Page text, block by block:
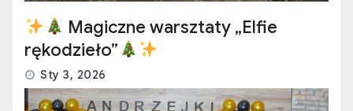
Magiczne warsztaty „Elfie
rękodzieło”
Sty 3, 2026